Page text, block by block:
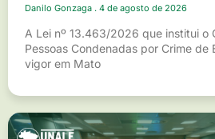
Danilo Gonzaga 4 de agosto de 2026
A Lei nº 13.463/2026 que institui o
Pessoas Condenadas por Crime de
vigor em Mato